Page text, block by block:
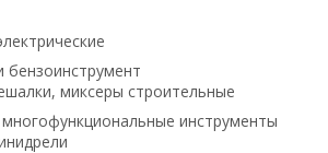
бензоинструмент
миксеры строительные
инструменты